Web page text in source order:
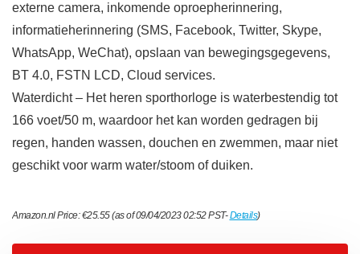
externe camera, inkomende oproepherinnering,
informatieherinnering (SMS, Facebook, Twitter, Skype,
WhatsApp, WeChat), opslaan van bewegingsgegevens,
BT 4.0, FSTN LCD, Cloud services.
Waterdicht – Het heren sporthorloge is waterbestendig tot
166 voet/50 m, waardoor het kan worden gedragen bij
regen, handen wassen, douchen en zwemmen, maar niet
geschikt voor warm water/stoom of duiken.
Amazon.nl Price:€25.55(as of 09/04/2023 02:52 PST-Details)